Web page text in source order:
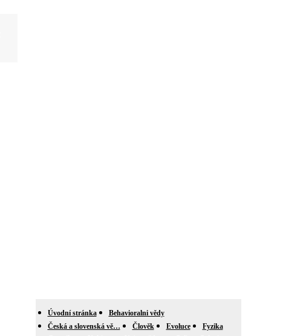
Úvodní stránka
Behavioralni vědy
Česká a slovenská vě…
Člověk Evoluce
Fyzika